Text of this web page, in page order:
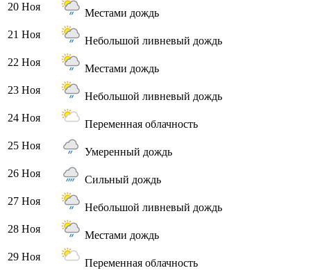
20 Ноя
Местами дождь
21 Ноя
Небольшой ливневый дождь
22 Ноя
Местами дождь
23 Ноя
Небольшой ливневый дождь
24 Ноя
Переменная облачность
25 Ноя
Умеренный дождь
26 Ноя
Сильный дождь
27 Ноя
Небольшой ливневый дождь
28 Ноя
Местами дождь
29 Ноя
Переменная облачность